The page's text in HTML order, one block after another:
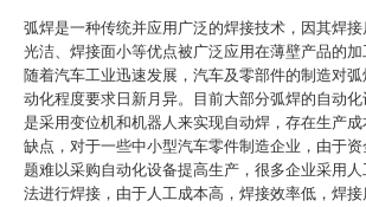
弧焊是一种传统并应用广泛的焊接技术，因其焊接
光洁、焊接面小等优点被广泛应用在薄壁产品的加
随着汽车工业迅速发展，汽车及零部件的制造对弧
动化程度要求日新月异。目前大部分弧焊的自动化
是采用变位机和机器人来实现自动焊，存在生产成
缺点，对于一些中小型汽车零件制造企业，由于资
题难以采购自动化设备提高生产，很多企业采用人
法进行焊接，由于人工成本高，焊接效率低，焊接